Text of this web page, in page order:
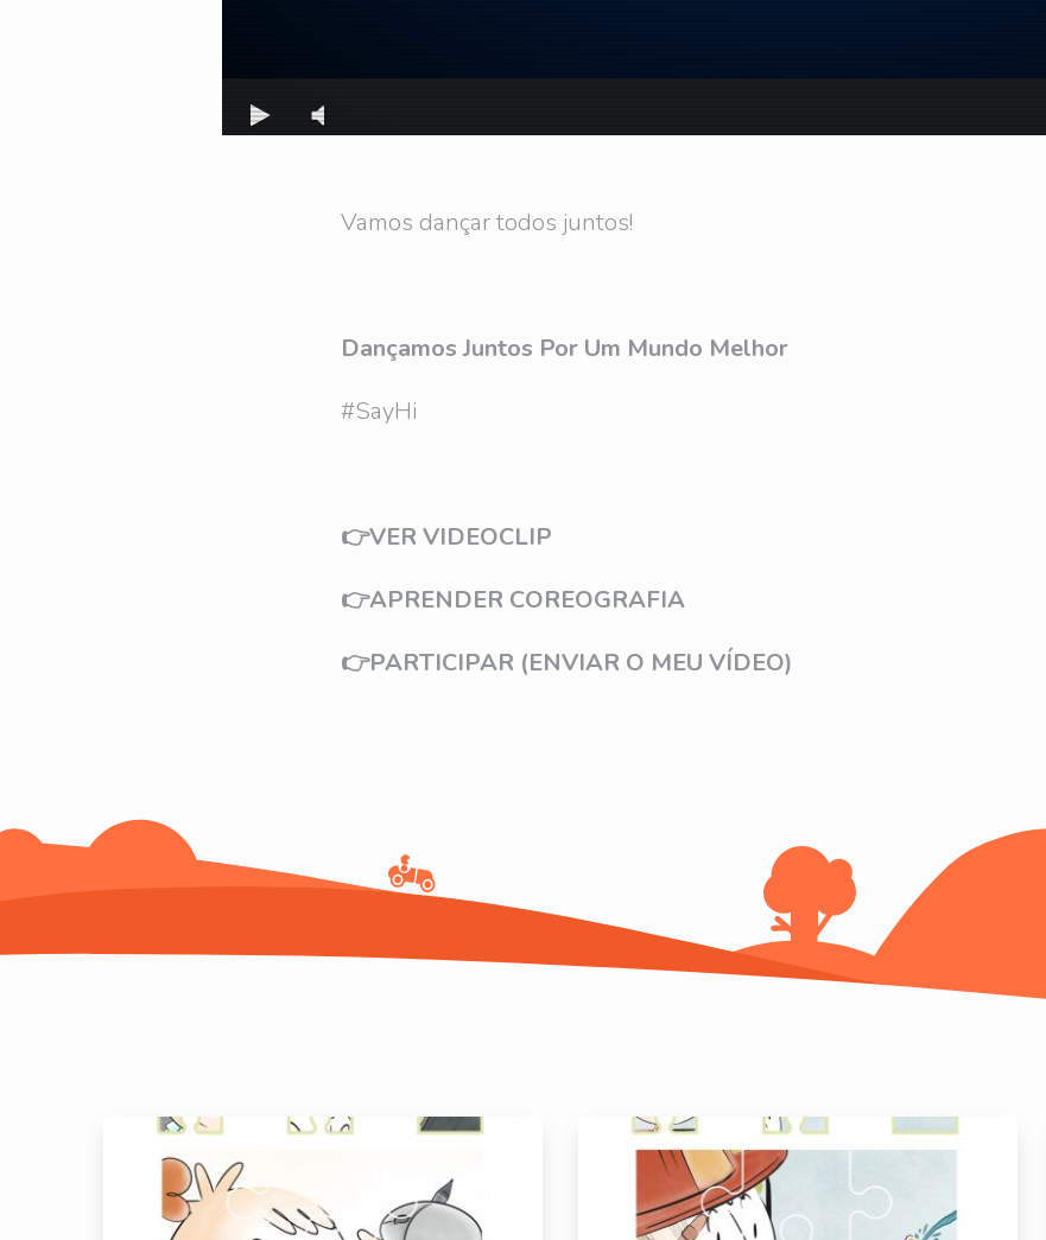
Vamos dançar todos juntos!
Dançamos Juntos Por Um Mundo Melhor
#SayHi
👉VER VIDEOCLIP
👉APRENDER COREOGRAFIA
👉PARTICIPAR (ENVIAR O MEU VÍDEO)